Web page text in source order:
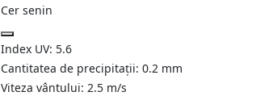
Cer senin
Index UV: 5.6
Cantitatea de precipitații: 0.2 mm
Viteza vântului: 2.5 m/s